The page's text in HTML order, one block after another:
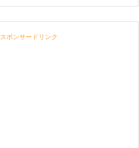
スポンサードリンク